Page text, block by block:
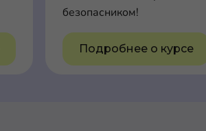
безопасником!
Подробнее о курсе